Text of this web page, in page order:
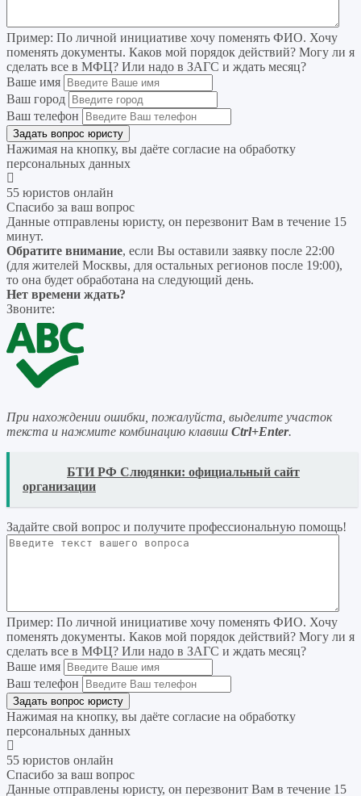
Пример: По личной инициативе хочу поменять ФИО. Хочу
поменять документы. Каков мой порядок действий? Могу ли я
сделать все в МФЦ? Или надо в ЗАГС и ждать месяц?
Ваше имя
Ваш город
Ваш телефон
Нажимая на кнопку, вы даёте согласие на обработку
персональных данных
55 юристов онлайн
Спасибо за ваш вопрос
Данные отправлены юристу, он перезвонит Вам в течение 15
минут.
Обратите внимание, если Вы оставили заявку после 22:00
(для жителей Москвы, для остальных регионов после 19:00),
то она будет обработана на следующий день.
Нет времени ждать?
Звоните:
При нахождении ошибки, пожалуйста, выделите участок
текста и нажмите комбинацию клавиш Ctrl+Enter.
БТИ РФ Слюдянки: официальный сайт
организации
Задайте свой вопрос и получите профессиональную помощь!
Пример: По личной инициативе хочу поменять ФИО. Хочу
поменять документы. Каков мой порядок действий? Могу ли я
сделать все в МФЦ? Или надо в ЗАГС и ждать месяц?
Ваше имя
Ваш телефон
Нажимая на кнопку, вы даёте согласие на обработку
персональных данных
55 юристов онлайн
Спасибо за ваш вопрос
Данные отправлены юристу, он перезвонит Вам в течение 15